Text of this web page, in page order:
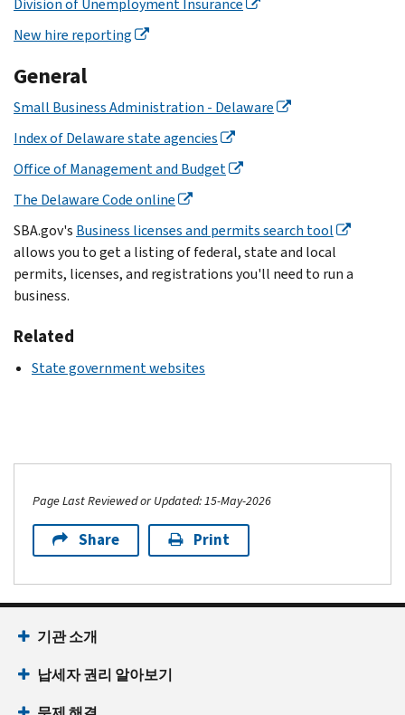
New hire reporting
General
Small Business Administration - Delaware
Index of Delaware state agencies
Office of Management and Budget
The Delaware Code online
SBA.gov's Business licenses and permits search tool
allows you to get a listing of federal, state and local
permits, licenses, and registrations you'll need to run a
business.
Related
State government websites
Page Last Reviewed or Updated: 15-May-2026
Share Print
기관 소개
납세자 권리 알아보기